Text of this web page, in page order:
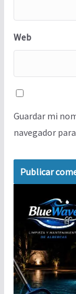
Web
Guardar mi
navegador